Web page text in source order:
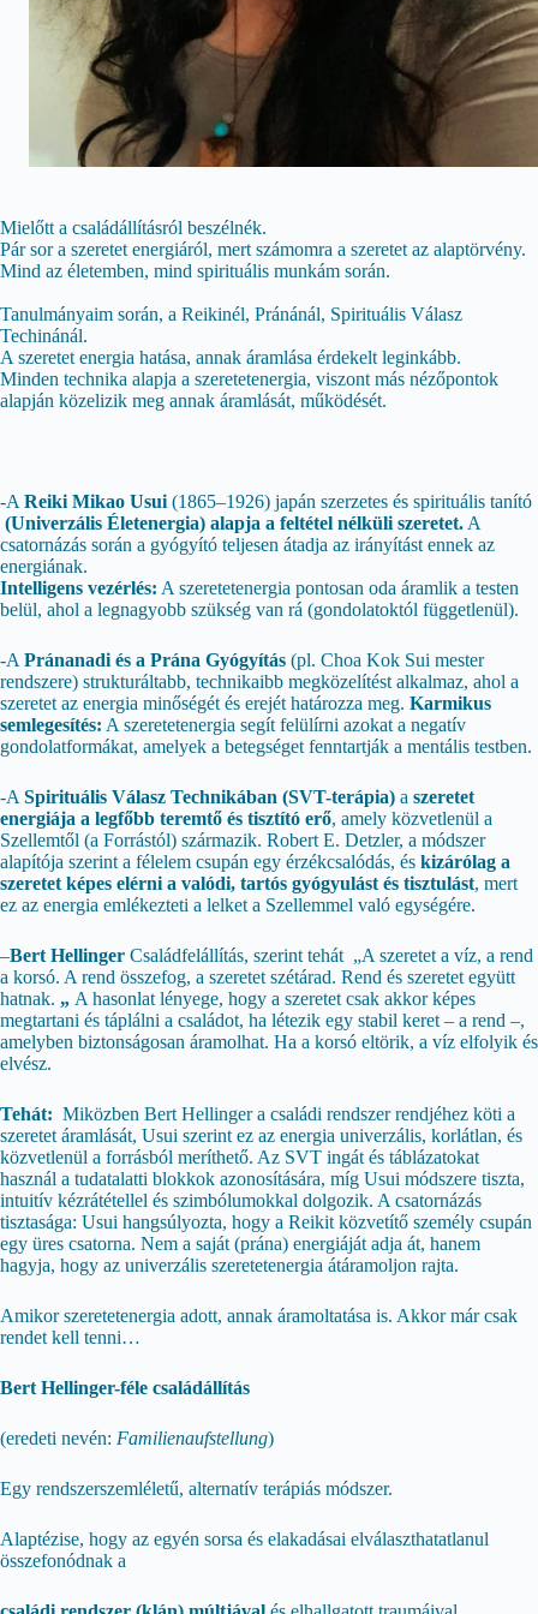
Mielőtt a családállításról beszélnék.
Pár sor a szeretet energiáról, mert számomra a szeretet az alaptörvény.
Mind az életemben, mind spirituális munkám során.
Tanulmányaim során, a Reikinél, Pránánál, Spirituális Válasz
Techinánál.
A szeretet energia hatása, annak áramlása érdekelt leginkább.
Minden technika alapja a szeretetenergia, viszont más nézőpontok
alapján közelizik meg annak áramlását, működését.
-A Reiki Mikao Usui (1865–1926) japán szerzetes és spirituális tanító
(Univerzális Életenergia) alapja a feltétel nélküli szeretet. A
csatornázás során a gyógyító teljesen átadja az irányítást ennek az
energiának.
Intelligens vezérlés: A szeretetenergia pontosan oda áramlik a testen
belül, ahol a legnagyobb szükség van rá (gondolatoktól függetlenül).
-A Pránanadi és a Prána Gyógyítás (pl. Choa Kok Sui mester
rendszere) strukturáltabb, technikaibb megközelítést alkalmaz, ahol a
szeretet az energia minőségét és erejét határozza meg. Karmikus
semlegesítés: A szeretetenergia segít felülírni azokat a negatív
gondolatformákat, amelyek a betegséget fenntartják a mentális testben.
-A Spirituális Válasz Technikában (SVT-terápia) a szeretet
energiája a legfőbb teremtő és tisztító erő, amely közvetlenül a
Szellemtől (a Forrástól) származik. Robert E. Detzler, a módszer
alapítója szerint a félelem csupán egy érzékcsalódás, és kizárólag a
szeretet képes elérni a valódi, tartós gyógyulást és tisztulást, mert
ez az energia emlékezteti a lelket a Szellemmel való egységére.
–Bert Hellinger Családfelállítás, szerint tehát „A szeretet a víz, a rend
a korsó. A rend összefog, a szeretet szétárad. Rend és szeretet együtt
hatnak. „ A hasonlat lényege, hogy a szeretet csak akkor képes
megtartani és táplálni a családot, ha létezik egy stabil keret – a rend –,
amelyben biztonságosan áramolhat. Ha a korsó eltörik, a víz elfolyik és
elvész.
Tehát: Miközben Bert Hellinger a családi rendszer rendjéhez köti a
szeretet áramlását, Usui szerint ez az energia univerzális, korlátlan, és
közvetlenül a forrásból meríthető. Az SVT ingát és táblázatokat
használ a tudatalatti blokkok azonosítására, míg Usui módszere tiszta,
intuitív kézrátétellel és szimbólumokkal dolgozik. A csatornázás
tisztasága: Usui hangsúlyozta, hogy a Reikit közvetítő személy csupán
egy üres csatorna. Nem a saját (prána) energiáját adja át, hanem
hagyja, hogy az univerzális szeretetenergia átáramoljon rajta.
Amikor szeretetenergia adott, annak áramoltatása is. Akkor már csak
rendet kell tenni…
Bert Hellinger-féle családállítás
(eredeti nevén: Familienaufstellung)
Egy rendszerszemléletű, alternatív terápiás módszer.
Alaptézise, hogy az egyén sorsa és elakadásai elválaszthatatlanul
összefonódnak a